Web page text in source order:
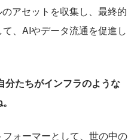
アセットを収集し、最終的
、AIやデータ流通を促進し
たちがインフラのような
ォーマーとして、世の中の